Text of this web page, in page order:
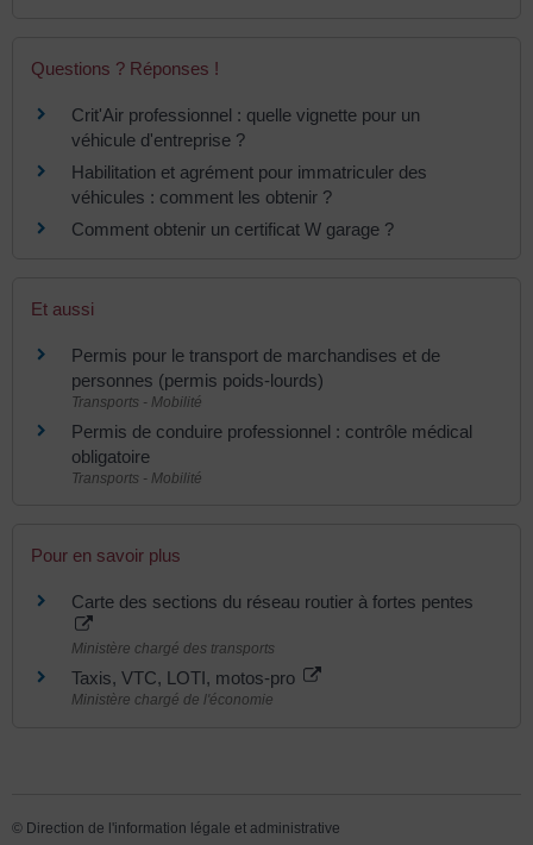
Questions ? Réponses !
Crit'Air professionnel : quelle vignette pour un
véhicule d'entreprise ?
Habilitation et agrément pour immatriculer des
véhicules : comment les obtenir ?
Comment obtenir un certificat W garage ?
Et aussi
Permis pour le transport de marchandises et de
personnes (permis poids-lourds)
Transports - Mobilité
Permis de conduire professionnel : contrôle médical
obligatoire
Transports - Mobilité
Pour en savoir plus
Carte des sections du réseau routier à fortes pentes
Ministère chargé des transports
Taxis, VTC, LOTI, motos-pro
Ministère chargé de l'économie
© Direction de l'information légale et administrative